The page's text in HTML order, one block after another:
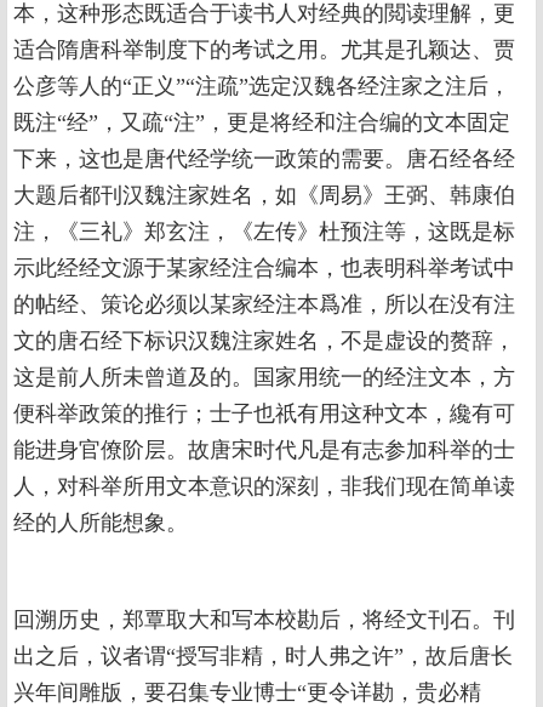
本，这种形态既适合于读书人对经典的閲读理解，更
适合隋唐科举制度下的考试之用。尤其是孔颖达、贾
公彦等人的“正义”“注疏”选定汉魏各经注家之注后，
既注“经”，又疏“注”，更是将经和注合编的文本固定
下来，这也是唐代经学统一政策的需要。唐石经各经
大题后都刊汉魏注家姓名，如《周易》王弼、韩康伯
注，《三礼》郑玄注，《左传》杜预注等，这既是标
示此经经文源于某家经注合编本，也表明科举考试中
的帖经、策论必须以某家经注本爲准，所以在没有注
文的唐石经下标识汉魏注家姓名，不是虚设的赘辞，
这是前人所未曾道及的。国家用统一的经注文本，方
便科举政策的推行；士子也祇有用这种文本，纔有可
能进身官僚阶层。故唐宋时代凡是有志参加科举的士
人，对科举所用文本意识的深刻，非我们现在简单读
经的人所能想象。
回溯历史，郑覃取大和写本校勘后，将经文刊石。刊
出之后，议者谓“授写非精，时人弗之许”，故后唐长
兴年间雕版，要召集专业博士“更令详勘，贵必精